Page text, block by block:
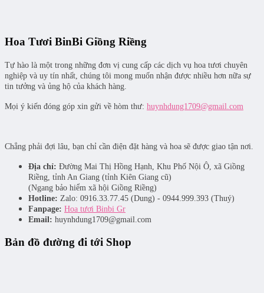
Hoa Tươi BinBi Giồng Riềng
Tự hào là một trong những đơn vị cung cấp các dịch vụ hoa tươi chuyên
nghiệp và uy tín nhất, chúng tôi mong muốn nhận được nhiều hơn nữa sự
tin tưởng và ủng hộ của khách hàng.
Mọi ý kiến đóng góp xin gửi về hòm thư: huynhdung1709@gmail.com
Chẳng phải đợi lâu, bạn chỉ cần điện đặt hàng và hoa sẽ được giao tận nơi.
Địa chỉ: Đường Mai Thị Hồng Hạnh, Khu Phố Nội Ô, xã Giồng
Riềng, tỉnh An Giang (tỉnh Kiên Giang cũ)
(Ngang bảo hiểm xã hội Giồng Riềng)
Hotline: Zalo: 0916.33.77.45 (Dung) - 0944.999.393 (Thuý)
Fanpage: Hoa tươi Binbi Gr
Email: huynhdung1709@gmail.com
Bản đồ đường đi tới Shop